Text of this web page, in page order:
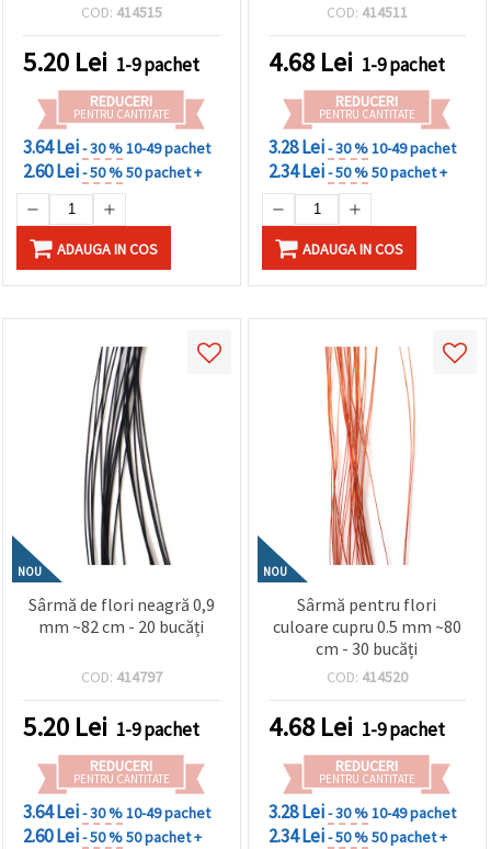
COD: 414515
5.20 Lei 1-9 pachet
REDUCERI
PENTRU CANTITATE
3.64 Lei- 30 %10-49 pachet
2.60 Lei- 50 %50 pachet +
ADAUGA IN COS
COD: 414511
4.68 Lei 1-9 pachet
REDUCERI
PENTRU CANTITATE
3.28 Lei- 30 %10-49 pachet
2.34 Lei- 50 %50 pachet +
ADAUGA IN COS
NOU
Sârmă de flori neagră 0,9
mm ~82 cm - 20 bucăți
COD: 414797
5.20 Lei 1-9 pachet
REDUCERI
PENTRU CANTITATE
3.64 Lei- 30 %10-49 pachet
2.60 Lei- 50 %50 pachet +
NOU
Sârmă pentru flori
culoare cupru 0.5 mm ~80
cm - 30 bucăți
COD: 414520
4.68 Lei 1-9 pachet
REDUCERI
PENTRU CANTITATE
3.28 Lei- 30 %10-49 pachet
2.34 Lei- 50 %50 pachet +